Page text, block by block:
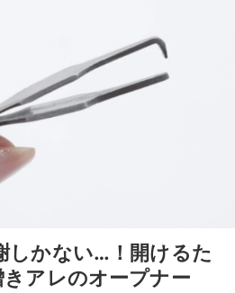
しかない…！開けるた
アレのオープナー